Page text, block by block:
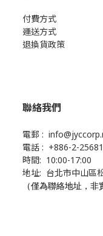
付費方式
運送方式
退換貨政策
聯絡我們
電郵 :
電話 : +886-2-
時間: 10:00-17:00
地址: 台北市中山區
（僅為聯絡地址，非